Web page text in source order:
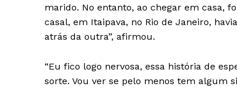
marido. No entanto, ao chegar em casa,
casal, em Itaipava, no Rio de Janeiro,
atrás da outra”, afirmou.
“Eu fico logo nervosa, essa história de
sorte. Vou ver se pelo menos tem algum